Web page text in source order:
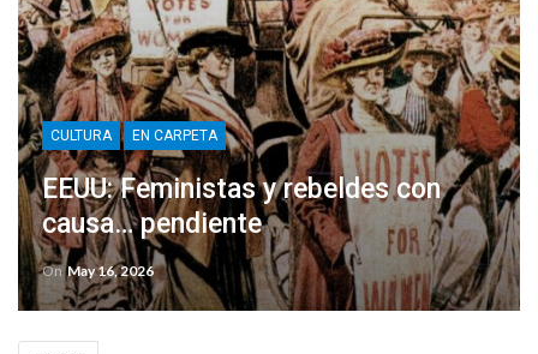
CULTURA EN CARPETA
EEUU: Feministas y rebeldes con
causa… pendiente
On May 16, 2026